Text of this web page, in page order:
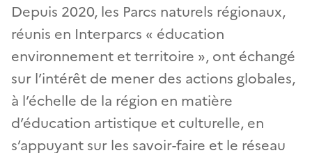
Depuis 2020, les Parcs naturels régionaux,
réunis en Interparcs « éducation
environnement et territoire », ont échangé
sur l’intérêt de mener des actions globales,
à l’échelle de la région en matière
d’éducation artistique et culturelle, en
s’appuyant sur les savoir-faire et le réseau